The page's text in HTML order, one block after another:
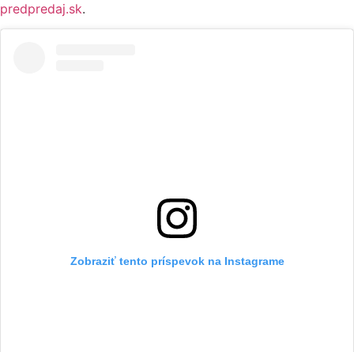
predpredaj.sk.
Zobraziť tento príspevok na Instagrame